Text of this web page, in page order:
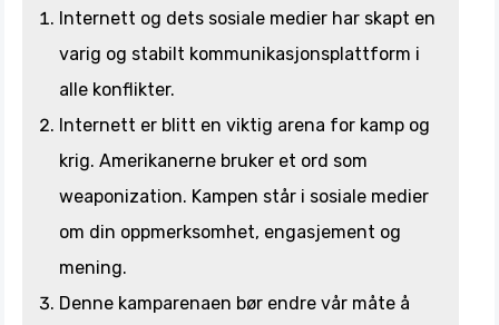
Internett og dets sosiale medier har skapt en
varig og stabilt kommunikasjonsplattform i
alle konflikter.
Internett er blitt en viktig arena for kamp og
krig. Amerikanerne bruker et ord som
weaponization. Kampen står i sosiale medier
om din oppmerksomhet, engasjement og
mening.
Denne kamparenaen bør endre vår måte å